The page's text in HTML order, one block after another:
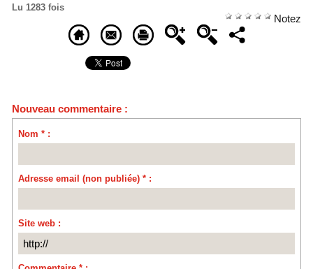
Lu 1283 fois
Notez
Nouveau commentaire :
Nom * :
Adresse email (non publiée) * :
Site web :